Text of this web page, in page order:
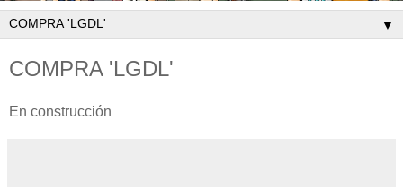
▼
COMPRA 'LGDL'
En construcción